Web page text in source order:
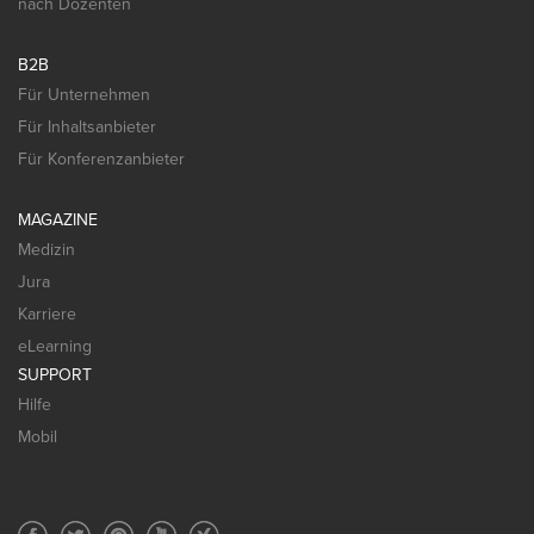
nach Dozenten
B2B
Für Unternehmen
Für Inhaltsanbieter
Für Konferenzanbieter
MAGAZINE
Medizin
Jura
Karriere
eLearning
SUPPORT
Hilfe
Mobil